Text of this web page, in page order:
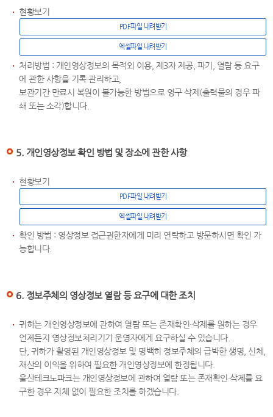
현황보기
PDF파일 내려받기
엑셀파일 내려받기
처리방법 : 개인영상정보의 목적외 이용, 제3자 제공, 파기, 열람 등 요구
에 관한 사항을 기록·관리하고,
보관기간 만료시 복원이 불가능한 방법으로 영구 삭제(출력물의 경우 파
쇄 또는 소각)합니다.
5. 개인영상정보 확인 방법 및 장소에 관한 사항
현황보기
PDF파일 내려받기
엑셀파일 내려받기
확인 방법 : 영상정보 접근권한자에게 미리 연락하고 방문하시면 확인 가
능합니다.
6. 정보주체의 영상정보 열람 등 요구에 대한 조치
귀하는 개인영상정보에 관하여 열람 또는 존재확인·삭제를 원하는 경우
언제든지 영상정보처리기기 운영자에게 요구하실 수 있습니다.
단, 귀하가 촬영된 개인영상정보 및 명백히 정보주체의 급박한 생명, 신체,
재산의 이익을 위하여 필요한 개인영상정보에 한정됩니다.
울산테크노파크는 개인영상정보에 관하여 열람 또는 존재확인·삭제를 요
구한 경우 지체 없이 필요한 조치를 하겠습니다.